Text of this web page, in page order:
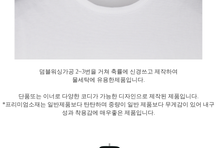
덤블워싱가공 2~3번을 거쳐 축률에 신경쓰고 제작하여
물세탁에 유용한제품입니다.
단품또는 이너로 다양한 코디가 가능한 디자인으로 제작된 제품입니다.
*프리미엄소재는 일반제품보다 탄탄하며 중량이 일반 제품보다 무게감이 있어 내구
성과 착용감에 매우좋은 제품입니다.